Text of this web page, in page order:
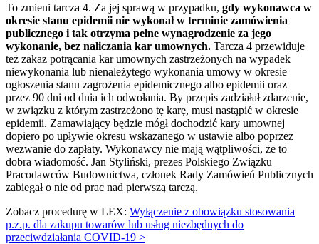
To zmieni tarcza 4. Za jej sprawą w przypadku, gdy wykonawca w
okresie stanu epidemii nie wykonał w terminie zamówienia
publicznego i tak otrzyma pełne wynagrodzenie za jego
wykonanie, bez naliczania kar umownych. Tarcza 4 przewiduje
też zakaz potrącania kar umownych zastrzeżonych na wypadek
niewykonania lub nienależytego wykonania umowy w okresie
ogłoszenia stanu zagrożenia epidemicznego albo epidemii oraz
przez 90 dni od dnia ich odwołania. By przepis zadziałał zdarzenie,
w związku z którym zastrzeżono tę karę, musi nastąpić w okresie
epidemii. Zamawiający będzie mógł dochodzić kary umownej
dopiero po upływie okresu wskazanego w ustawie albo poprzez
wezwanie do zapłaty. Wykonawcy nie mają wątpliwości, że to
dobra wiadomość. Jan Styliński, prezes Polskiego Związku
Pracodawców Budownictwa, członek Rady Zamówień Publicznych
zabiegał o nie od prac nad pierwszą tarczą.
Zobacz procedurę w LEX: Wyłączenie z obowiązku stosowania
p.z.p. dla zakupu towarów lub usług niezbędnych do
przeciwdziałania COVID-19 >